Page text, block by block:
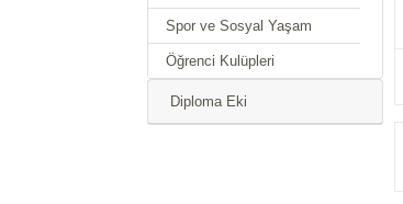
Spor ve Sosyal Yaşam
Öğrenci Kulüpleri
Diploma Eki